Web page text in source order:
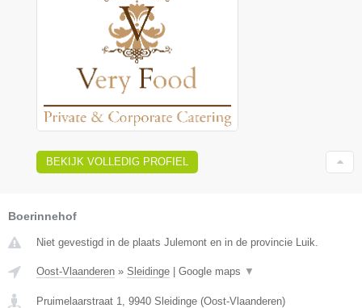
BEKIJK VOLLEDIG PROFIEL
Boerinnehof
Niet gevestigd in de plaats Julemont en in de provincie Luik.
Oost-Vlaanderen » Sleidinge | Google maps ▼
Pruimelaarstraat 1 9940 Sleidinge (Oost-Vlaanderen)